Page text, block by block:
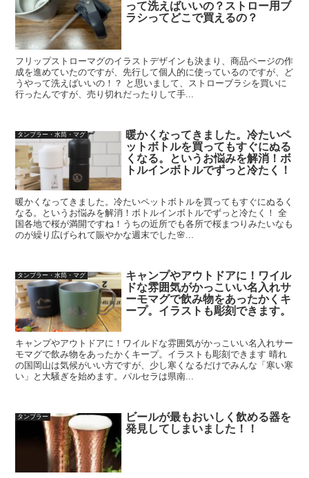
って洗えばいいの？ストロー用ブ
ラシってどこで買えるの？
フリップストローマグのイラストデザインも決まり、商品ページの作
成を進めていたのですが、先行して個人的に使っているのですが、ど
うやって洗えばいいの！？ と思いまして、ストローブラシを買いに
行ったんですが、売り切れだったりして手...
タンブラー・水筒・マグ
暖かくなってきました。冷たいペ
ットボトルを買ってもすぐにぬる
くなる。というお悩みを解消！ボ
トルインボトルでずっと冷たく！
暖かくなってきました。冷たいペットボトルを買ってもすぐにぬるく
なる。というお悩みを解消！ボトルインボトルでずっと冷たく！ 全
国各地で桜が満開ですね！うちの近所でも各所で桜まつりみたいなも
のが繰り広げられて賑やかな週末でした🌸...
タンブラー・水筒・マグ
キャンプやアウトドアに！ワイル
ドな雰囲気がかっこいい名入れサ
ーモマグで飲み物をあったかくキ
ープ。イラストも彫刻できます。
キャンプやアウトドアに！ワイルドな雰囲気がかっこいい名入れサー
モマグで飲み物をあったかくキープ。イラストも彫刻できます 晴れ
の国岡山は気候がいい方ですが、少し寒くなるだけでみんな「寒い寒
い」と大騒ぎを始めます。パルセラは県南...
タンブラー
ビールが最もおいしく飲める器を
発見してしまいました！！